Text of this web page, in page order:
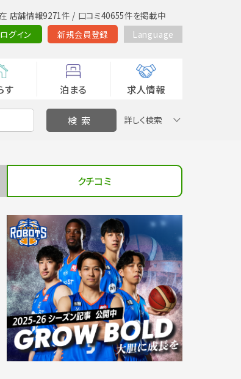
在 店舗情報9271件 / 口コミ40655件を掲載中
ログイン
新規会員登録 Language
す 泊まる 求人情報
詳しく検索
クチコミ